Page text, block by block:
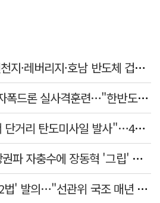
정청래, 靑 겨냥... "신천지·레버리지·호남 반도체 겁박 사과하라"
美해병대, 한국서 첫 자폭드론 실사격훈련…"한반도 지형 학습"
합참 "北, 원산 일대서 단거리 탄도미사일 발사"…42일 만
선관위 의혹 증폭·비당권파 자충수에 장동혁 '그립' 더 강해졌다
박형수, '선관위 개혁 2법' 발의…"선관위 국조 매년 실시"